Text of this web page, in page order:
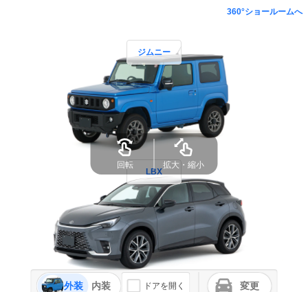
360°ショールームへ
ジムニー
LBX
外装 内装 ドアを開く 変更
回転 拡大・縮小